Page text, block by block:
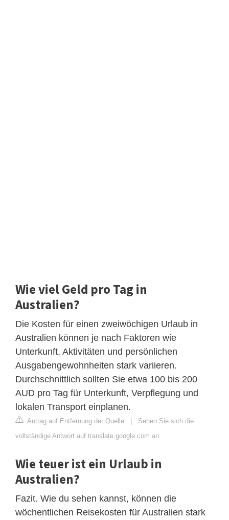
Wie viel Geld pro Tag in
Australien?
Die Kosten für einen zweiwöchigen Urlaub in
Australien können je nach Faktoren wie
Unterkunft, Aktivitäten und persönlichen
Ausgabengewohnheiten stark variieren.
Durchschnittlich sollten Sie etwa 100 bis 200
AUD pro Tag für Unterkunft, Verpflegung und
lokalen Transport einplanen.
Antrag auf Entfernung der Quelle | Sehen Sie sich die
vollständige Antwort auf translate.google.com an
Wie teuer ist ein Urlaub in
Australien?
Fazit. Wie du sehen kannst, können die
wöchentlichen Reisekosten für Australien stark